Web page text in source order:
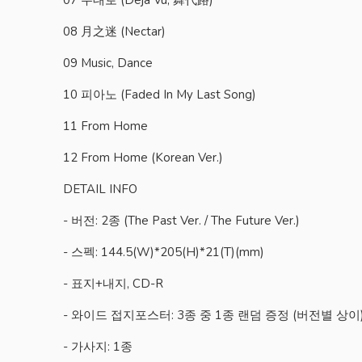
08 月之迷 (Nectar)
09 Music, Dance
10 피아노 (Faded In My Last Song)
11 From Home
12 From Home (Korean Ver.)
DETAIL INFO
- 버전: 2종 (The Past Ver. / The Future Ver.)
- 스펙: 144.5(W)*205(H)*21(T)(mm)
- 표지+내지, CD-R
- 와이드 접지포스터: 3종 중 1종 랜덤 증정 (버전별 상
- 가사지: 1종